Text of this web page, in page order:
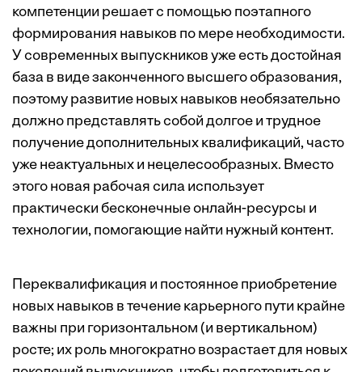
компетенции решает с помощью поэтапного
формирования навыков по мере необходимости.
У современных выпускников уже есть достойная
база в виде законченного высшего образования,
поэтому развитие новых навыков необязательно
должно представлять собой долгое и трудное
получение дополнительных квалификаций, часто
уже неактуальных и нецелесообразных. Вместо
этого новая рабочая сила использует
практически бесконечные онлайн-ресурсы и
технологии, помогающие найти нужный контент.
Переквалификация и постоянное приобретение
новых навыков в течение карьерного пути крайне
важны при горизонтальном (и вертикальном)
росте; их роль многократно возрастает для новых